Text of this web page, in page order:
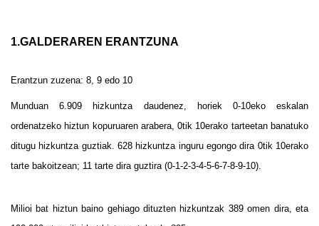
1.GALDERAREN ERANTZUNA
Erantzun zuzena: 8, 9 edo 10
Munduan 6.909 hizkuntza daudenez, horiek 0-10eko eskalan
ordenatzeko hiztun kopuruaren arabera, 0tik 10erako tarteetan banatuko
ditugu hizkuntza guztiak. 628 hizkuntza inguru egongo dira 0tik 10erako
tarte bakoitzean; 11 tarte dira guztira (0-1-2-3-4-5-6-7-8-9-10).
Milioi bat hiztun baino gehiago dituzten hizkuntzak 389 omen dira, eta